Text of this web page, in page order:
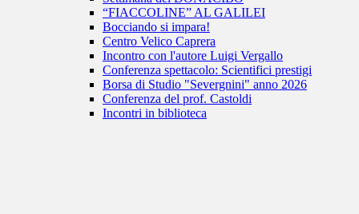
“FIACCOLINE” AL GALILEI
Bocciando si impara!
Centro Velico Caprera
Incontro con l'autore Luigi Vergallo
Conferenza spettacolo: Scientifici prestigi
Borsa di Studio "Severgnini" anno 2026
Conferenza del prof. Castoldi
Incontri in biblioteca